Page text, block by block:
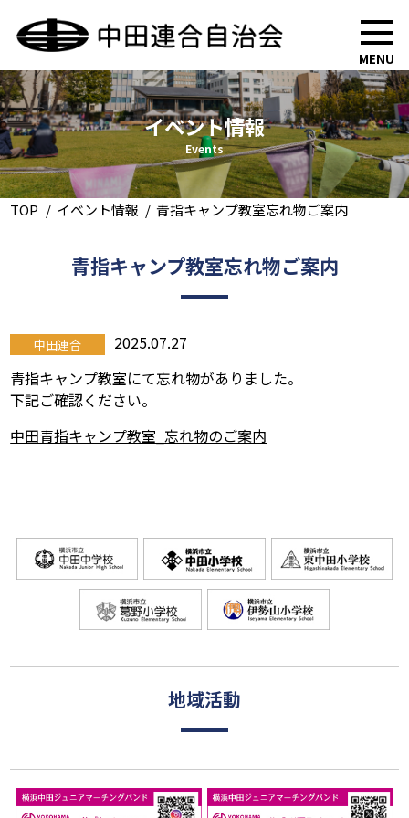
MENU
イベント情報
Events
TOP イベント情報 青指キャンプ教室忘れ物ご案内
青指キャンプ教室忘れ物ご案内
中田連合
2025.07.27
青指キャンプ教室にて忘れ物がありました。
下記ご確認ください。
中田青指キャンプ教室_忘れ物のご案内
地域活動